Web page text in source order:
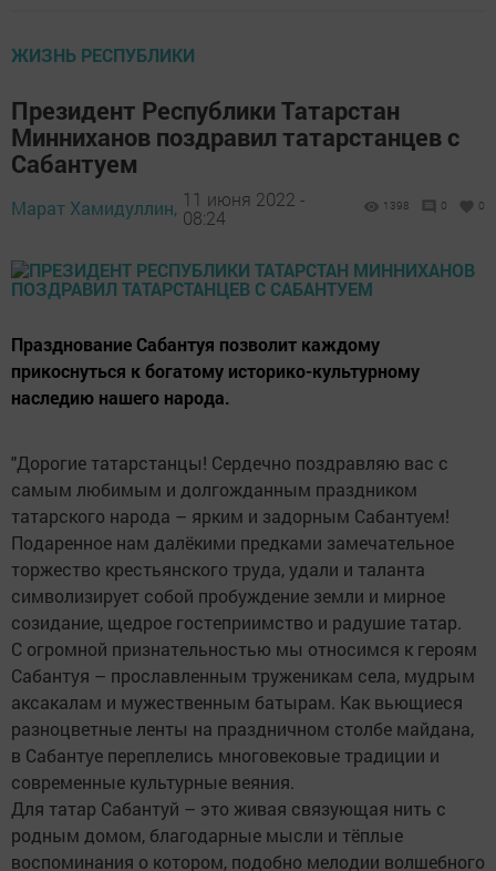
ЖИЗНЬ РЕСПУБЛИКИ
Президент Республики Татарстан
Минниханов поздравил татарстанцев с
Сабантуем
Марат Хамидуллин, 11 июня 2022 -
08:24
1398 0 0
Празднование Сабантуя позволит каждому
прикоснуться к богатому историко-культурному
наследию нашего народа.
"Дорогие татарстанцы! Сердечно поздравляю вас с
самым любимым и долгожданным праздником
татарского народа – ярким и задорным Сабантуем!
Подаренное нам далёкими предками замечательное
торжество крестьянского труда, удали и таланта
символизирует собой пробуждение земли и мирное
созидание, щедрое гостеприимство и радушие татар.
С огромной признательностью мы относимся к героям
Сабантуя – прославленным труженикам села, мудрым
аксакалам и мужественным батырам. Как вьющиеся
разноцветные ленты на праздничном столбе майдана,
в Сабантуе переплелись многовековые традиции и
современные культурные веяния.
Для татар Сабантуй – это живая связующая нить с
родным домом, благодарные мысли и тёплые
воспоминания о котором, подобно мелодии волшебного